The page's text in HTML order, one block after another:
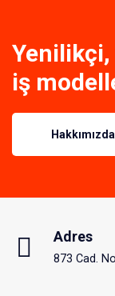
iş
Hakkımızda
Adres
873 Cad.